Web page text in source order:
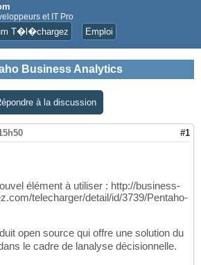
et IT Pro
T�l�chargez Emploi
Business Analytics
à la discussion
#1
élément à utiliser : http://business-
telecharger/detail/id/3739/Pentaho-
open source qui offre une solution du
le cadre de lanalyse décisionnelle.